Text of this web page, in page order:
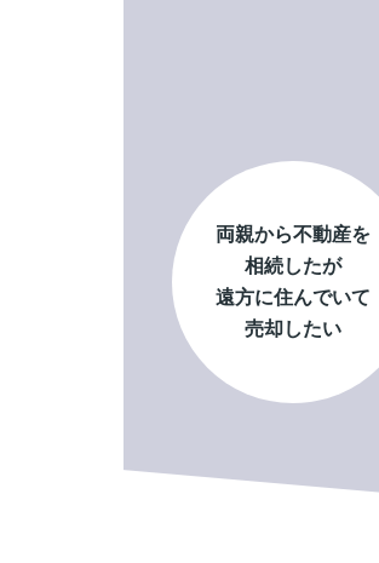
両親から不動産を
相続したが
遠方に住んでいて
売却したい